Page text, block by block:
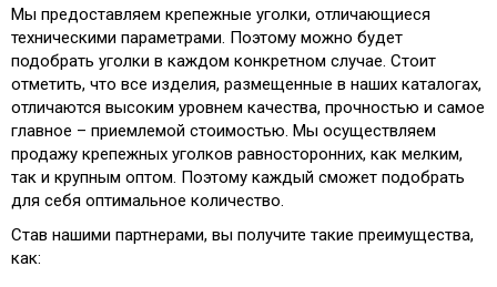
Мы предоставляем крепежные уголки, отличающиеся
техническими параметрами. Поэтому можно будет
подобрать уголки в каждом конкретном случае. Стоит
отметить, что все изделия, размещенные в наших каталогах,
отличаются высоким уровнем качества, прочностью и самое
главное – приемлемой стоимостью. Мы осуществляем
продажу крепежных уголков равносторонних, как мелким,
так и крупным оптом. Поэтому каждый сможет подобрать
для себя оптимальное количество.
Став нашими партнерами, вы получите такие преимущества,
как: